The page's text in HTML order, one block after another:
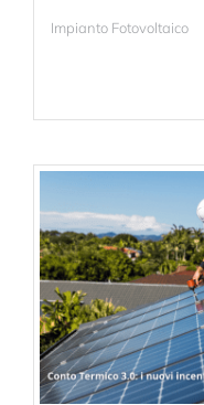
Impianto Fotovoltaico